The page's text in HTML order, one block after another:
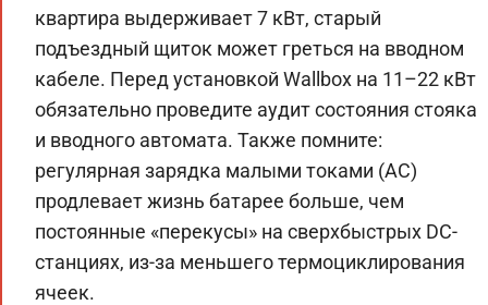
квартира выдерживает 7 кВт, старый
подъездный щиток может греться на вводном
кабеле. Перед установкой Wallbox на 11–22 кВт
обязательно проведите аудит состояния стояка
и вводного автомата. Также помните:
регулярная зарядка малыми токами (AC)
продлевает жизнь батарее больше, чем
постоянные «перекусы» на сверхбыстрых DC-
станциях, из-за меньшего термоциклирования
ячеек.